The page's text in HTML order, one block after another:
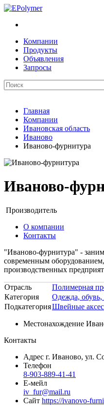
Компании
Продукты
Объявления
Запросы
Главная
Компании
Ивановская область
Иваново
Иваново-фурнитура
Иваново-
Производитель
О компании
Контакты
"Иваново-фурнитура" -
современным
производственных
Отрасль
Полимерная
Категория
Одежда,
ПодкатегорияШвейные
Местонахождение
Контакты
Адрес г. Иваново, ул.
Телефон
8-903-889-41-41
Е-мейл
iv_fur@mail.ru
Сайт https://ivanovo-